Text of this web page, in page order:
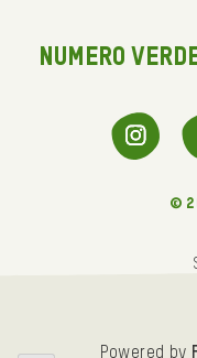
NUMERO
©
Powered by